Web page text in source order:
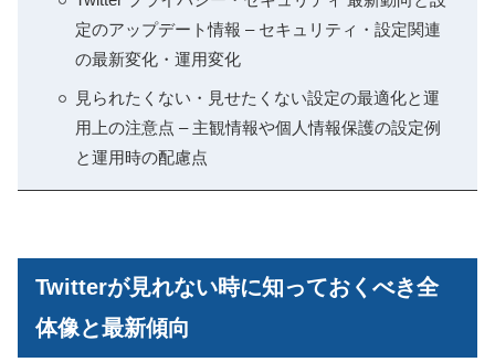
定のアップデート情報 – セキュリティ・設定関連
の最新変化・運用変化
見られたくない・見せたくない設定の最適化と運
用上の注意点 – 主観情報や個人情報保護の設定例
と運用時の配慮点
Twitterが見れない時に知っておくべき全
体像と最新傾向